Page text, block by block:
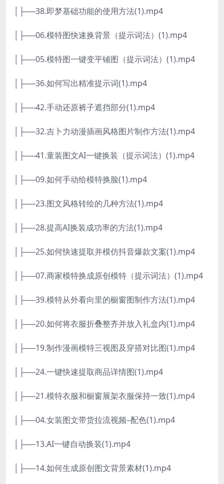
│├──38.即梦基础功能的使用方法(1).mp4
│├──06.模特图快速换背景（提示词法）(1).mp4
│├──05.模特图一键变平铺图（提示词法）(1).mp4
│├──36.如何写出精准提示词(1).mp4
│├──42.手动还原裤子遮挡部分(1).mp4
│├──32.吉卜力动漫插画风格图片制作方法(1).mp4
│├──41.童装图文AI一键换装（提示词法）(1).mp4
│├──09.如何手动给模特换脸(1).mp4
│├──23.图文风格转绘的几种方法(1).mp4
│├──28.提高AI换装成功率的方法(1).mp4
│├──25.如何快速提取并模仿抖音爆款文案(1).mp4
│├──07.商家模特换成原创模特（提示词法）(1).mp4
│├──39.模特从外看向里的橱窗图制作方法(1).mp4
│├──20.如何将衣服折叠整齐并放入礼盒内(1).mp4
│├──19.制作漫画模特三视图及穿搭对比图(1).mp4
│├──24.一键快速提取商品详情图(1).mp4
│├──21.模特衣服和橱窗展架衣服保持一致(1).mp4
│├──04.女装图文带货拉流视频–配色(1).mp4
│├──13.AI一键自动换装(1).mp4
│├──14.如何生成原创图文背景素材(1).mp4